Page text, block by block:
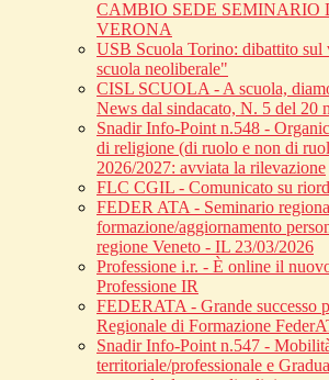
CAMBIO SEDE SEMINARIO
VERONA
USB Scuola Torino: dibattito sul
scuola neoliberale"
CISL SCUOLA - A scuola,
News dal sindacato, N. 5 del 20
Snadir Info-Point n.548 -
di religione (di ruolo e non di
2026/2027: avviata la rilevazione
FLC CGIL - Comunicato su
FEDER ATA - Seminario
formazione/aggiornamento
regione Veneto - IL 23/03/2026
Professione i.r. - È online il
Professione IR
FEDERATA - Grande successo
Regionale di Formazione
Snadir Info-Point n.547 -
territoriale/professionale e